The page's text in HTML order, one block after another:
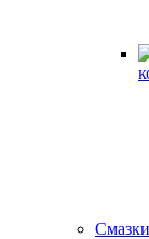
Смазки